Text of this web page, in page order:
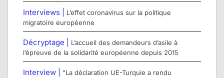
Interviews |
L’effet coronavirus sur la politique
migratoire européenne
Décryptage |
L’accueil des demandeurs d’asile à
l’épreuve de la solidarité européenne depuis 2015
Interview |
"La déclaration UE-Turquie a rendu